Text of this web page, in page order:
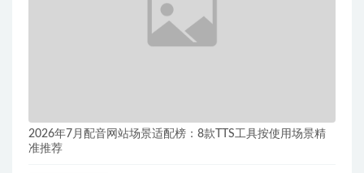
2026年7月配音网站场景适配榜：8款TTS工具按使用场景精
准推荐